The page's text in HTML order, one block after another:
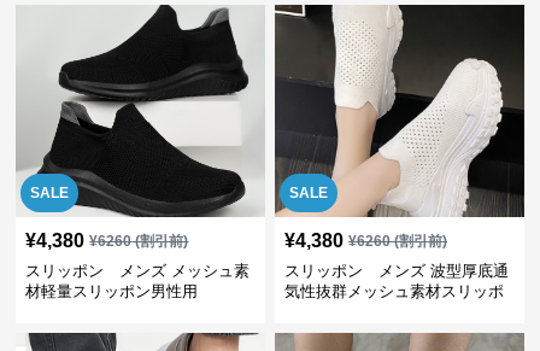
SALE
¥4,380 ¥6260(割引前)
スリッポン メンズ メッシュ素
材軽量スリッポン男性用
SALE
¥4,380 ¥6260(割引前)
スリッポン メンズ 波型厚底通
気性抜群メッシュ素材スリッポ